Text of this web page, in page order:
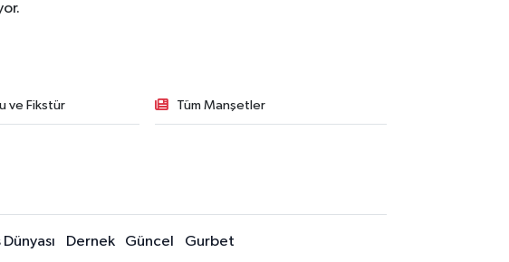
ve Fikstür Tüm Manşetler
Dünyası Dernek Güncel Gurbet